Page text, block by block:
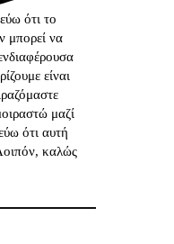
ότι το
μπορεί να
είναι
μαζί
ότι αυτή
καλώς